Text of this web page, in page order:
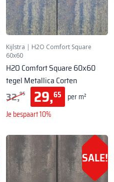
Kijlstra | H2O Comfort Square
60x60
H2O Comfort Square 60x60
tegel Metallica Corten
32,95 29,65
per m²
Je bespaart 10%
SALE!